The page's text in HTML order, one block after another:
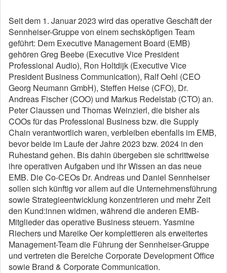
Seit dem 1. Januar 2023 wird das operative Geschäft der
Sennheiser-Gruppe von einem sechsköpfigen Team
geführt: Dem Executive Management Board (EMB)
gehören Greg Beebe (Executive Vice President
Professional Audio), Ron Holtdijk (Executive Vice
President Business Communication), Ralf Oehl (CEO
Georg Neumann GmbH), Steffen Heise (CFO), Dr.
Andreas Fischer (COO) und Markus Redelstab (CTO) an.
Peter Claussen und Thomas Weinzierl, die bisher als
COOs für das Professional Business bzw. die Supply
Chain verantwortlich waren, verbleiben ebenfalls im EMB,
bevor beide im Laufe der Jahre 2023 bzw. 2024 in den
Ruhestand gehen. Bis dahin übergeben sie schrittweise
ihre operativen Aufgaben und ihr Wissen an das neue
EMB. Die Co-CEOs Dr. Andreas und Daniel Sennheiser
sollen sich künftig vor allem auf die Unternehmensführung
sowie Strategieentwicklung konzentrieren und mehr Zeit
den Kund:innen widmen, während die anderen EMB-
Mitglieder das operative Business steuern. Yasmine
Riechers und Mareike Oer komplettieren als erweitertes
Management-Team die Führung der Sennheiser-Gruppe
und vertreten die Bereiche Corporate Development Office
sowie Brand & Corporate Communication.